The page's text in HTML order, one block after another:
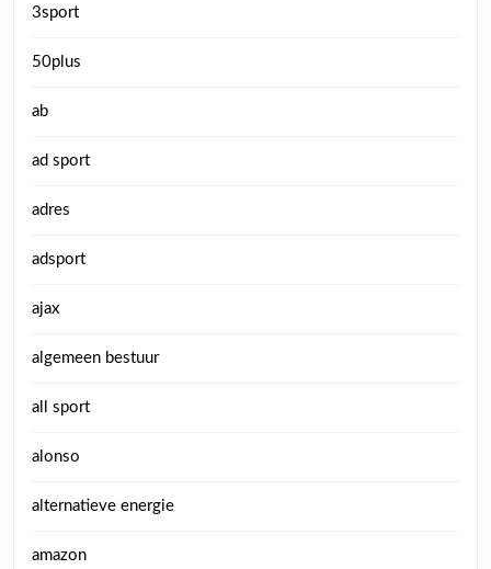
3sport
50plus
ab
ad sport
adres
adsport
ajax
algemeen bestuur
all sport
alonso
alternatieve energie
amazon